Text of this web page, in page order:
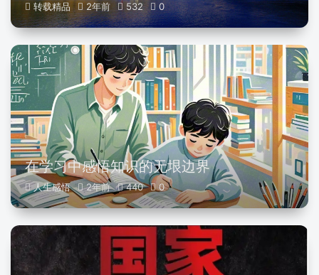
转载精品 2年前 532 0
在学习中感悟知识的无垠边界
人生感悟 2年前 440 0